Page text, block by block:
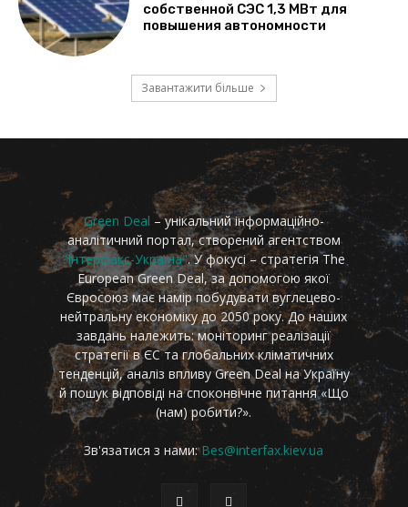
Green Deal – унікальний інформаційно-
аналітичний портал, створений агентством
"Інтерфакс-Україна". У фокусі – стратегія The
European Green Deal, за допомогою якої
Євросоюз має намір побудувати вуглецево-
нейтральну економіку до 2050 року. До наших
завдань належить: моніторинг реалізації
стратегії в ЄС та глобальних кліматичних
тенденцій, аналіз впливу Green Deal на Україну
й пошук відповіді на споконвічне питання «Що
(нам) робити?».
Зв'язатися з нами:Bes@interfax.kiev.ua